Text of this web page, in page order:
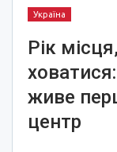
Україна
Рік
живе
центр